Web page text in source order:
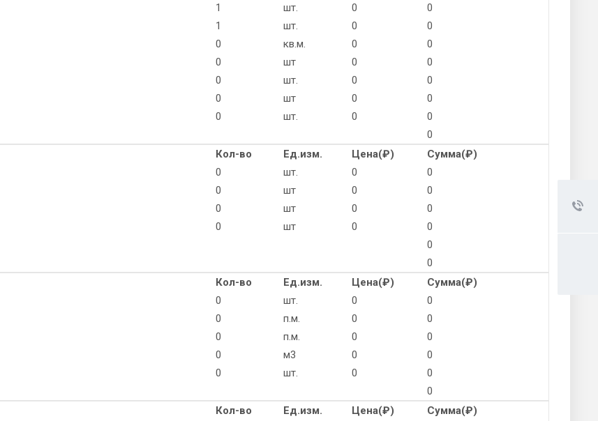
1 шт. 0
0
1 шт. 0
0
0 кв.м. 0
0
0 шт 0
0
0 шт. 0
0
0 шт 0
0
0 шт. 0
0
0
Кол-во Ед.изм. Цена(₽) Сумма(₽)
0 шт. 0
0
0 шт 0
0
0 шт 0
0
0 шт 0
0
0
0
Кол-во Ед.изм. Цена(₽) Сумма(₽)
0 шт. 0
0
0 п.м. 0
0
0 п.м. 0
0
0 м3 0
0
0 шт. 0
0
0
Кол-во Ед.изм. Цена(₽) Сумма(₽)